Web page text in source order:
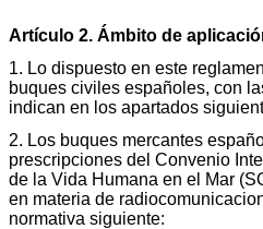
Artículo 2. Ámbito de
1. Lo dispuesto en este
buques civiles españoles, con
indican en los apartados
2. Los buques mercantes
prescripciones del Convenio
de la Vida Humana en el Mar
en materia de
normativa siguiente: